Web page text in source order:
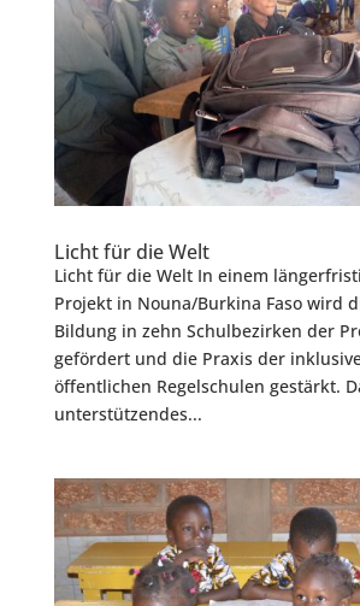
Licht für die Welt
Licht für die Welt In einem
Projekt in Nouna/Burkina Faso wird
Bildung in zehn Schulbezirken der
gefördert und die Praxis der
öffentlichen Regelschulen gestärkt.
unterstützendes...